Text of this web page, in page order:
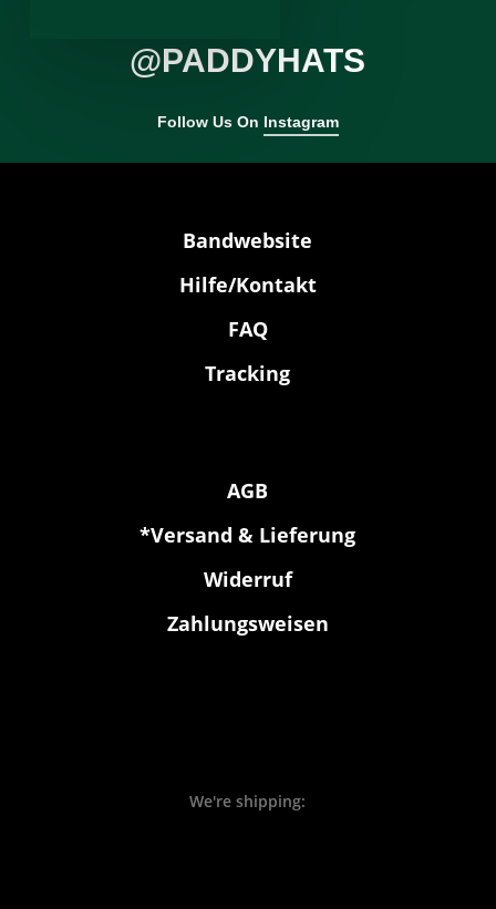
@PADDYHATS
Follow Us On Instagram
Bandwebsite
Hilfe/Kontakt
FAQ
Tracking
AGB
*Versand & Lieferung
Widerruf
Zahlungsweisen
We're shipping: